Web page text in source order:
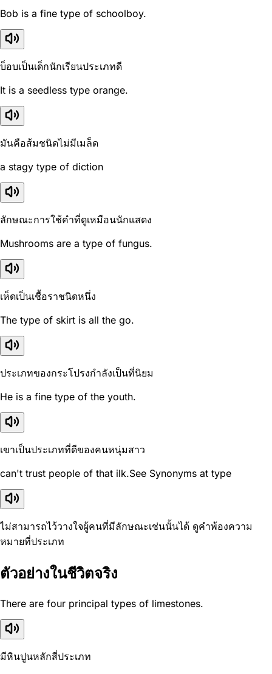
Bob is a fine type of schoolboy.
บ็อบเป็นเด็กนักเรียนประเภทดี
It is a seedless type orange.
มันคือส้มชนิดไม่มีเมล็ด
a stagy type of diction
ลักษณะการใช้คำที่ดูเหมือนนักแสดง
Mushrooms are a type of fungus.
เห็ดเป็นเชื้อราชนิดหนึ่ง
The type of skirt is all the go.
ประเภทของกระโปรงกำลังเป็นที่นิยม
He is a fine type of the youth.
เขาเป็นประเภทที่ดีของคนหนุ่มสาว
can't trust people of that ilk.See Synonyms at type
ไม่สามารถไว้วางใจผู้คนที่มีลักษณะเช่นนั้นได้ ดูคำพ้องความ
หมายที่ประเภท
ตัวอย่างในชีวิตจริง
There are four principal types of limestones.
มีหินปูนหลักสี่ประเภท